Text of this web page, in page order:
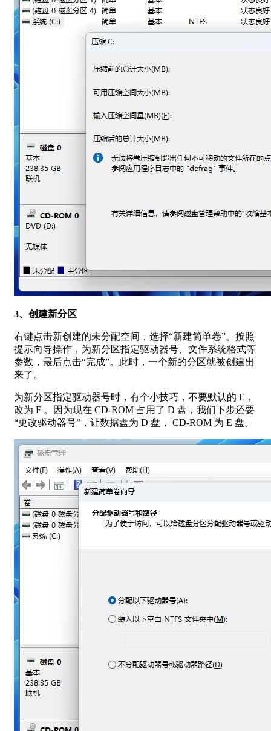
3、创建新分区
右键点击新创建的未分配空间，选择“新建简单卷”。按照
提示向导操作，为新分区指定驱动器号、文件系统格式等
参数，最后点击“完成”。此时，一个新的分区就被创建出
来了。
为新分区指定驱动器号时，有个小技巧，不要默认的 E，
改为 F 。因为现在 CD-ROM 占用了 D 盘，我们下步还要
“更改驱动器号”，让数据盘为 D 盘， CD-ROM 为 E 盘。